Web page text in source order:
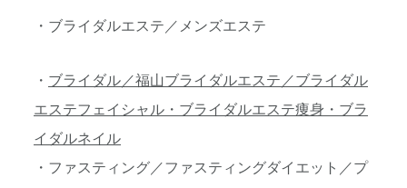
・ブライダルエステ／メンズエステ
・ ブライダル／福山ブライダルエステ／ブライダル
エステフェイシャル・ブライダルエステ痩身・ブラ
イダルネイル
・ファスティング／ファスティングダイエット／プ